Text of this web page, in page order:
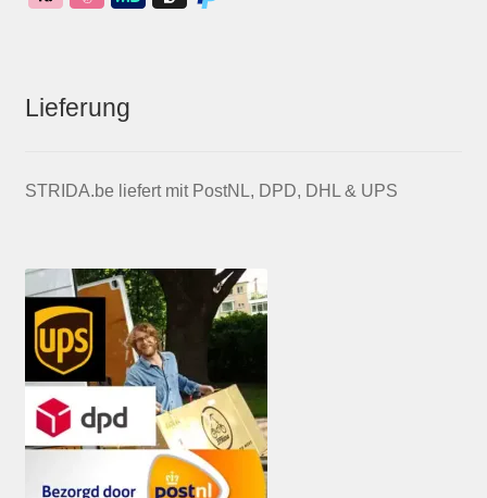
Lieferung
STRIDA.be liefert mit PostNL, DPD, DHL & UPS